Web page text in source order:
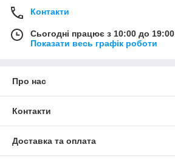
Контакти
Сьогодні працює з 10:00 до 19:00
Показати весь графік роботи
Про нас
Контакти
Доставка та оплата